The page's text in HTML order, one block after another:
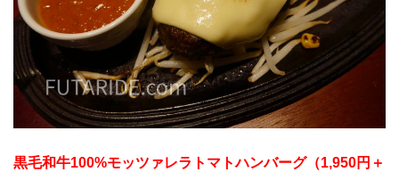
黒毛和牛100%モッツァレラトマトハンバーグ（1,950円＋